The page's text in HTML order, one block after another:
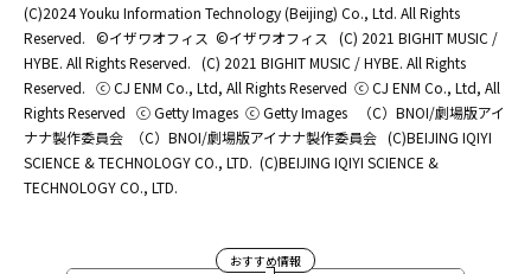
(C)2024 Youku Information Technology (Beijing) Co., Ltd. All Rights
Reserved. ©イザワオフィス ©イザワオフィス
(C) 2021 BIGHIT MUSIC /
HYBE. All Rights Reserved. (C) 2021 BIGHIT MUSIC / HYBE. All Rights
Reserved. ⓒ CJ ENM Co., Ltd, All Rights Reserved ⓒ CJ ENM Co., Ltd, All
Rights Reserved ⓒ Getty Images ⓒ Getty Images
（C）BNOI/劇場版アイ
ナナ製作委員会
（C）BNOI/劇場版アイナナ製作委員会 (C)BEIJING IQIYI
SCIENCE & TECHNOLOGY CO., LTD. (C)BEIJING IQIYI SCIENCE &
TECHNOLOGY CO., LTD.
おすすめ情報